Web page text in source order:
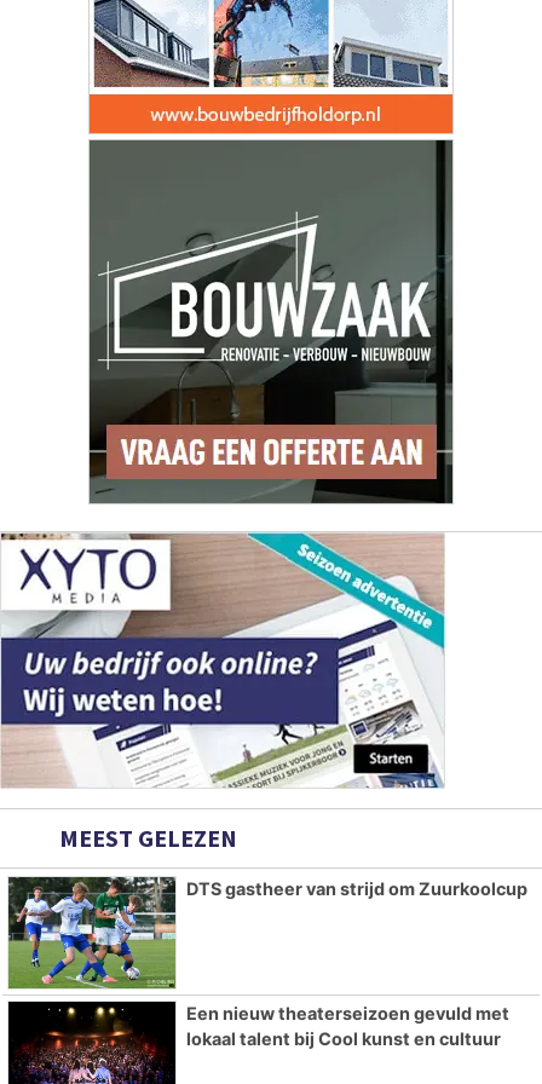
MEEST GELEZEN
DTS gastheer van strijd om Zuurkoolcup
Een nieuw theaterseizoen gevuld met
lokaal talent bij Cool kunst en cultuur